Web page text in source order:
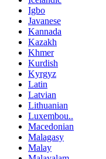
Igbo
Javanese
Kannada
Kazakh
Khmer
Kurdish
Kyrgyz
Latin
Latvian
Lithuanian
Luxembou..
Macedonian
Malagasy
Malay